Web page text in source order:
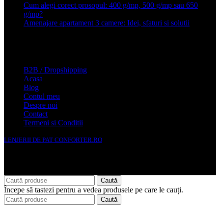
Cum alegi corect prosopul: 400 g/mp, 500 g/mp sau 650
g/mp?
Amenajare apartament 3 camere: Idei, sfaturi si solutii
B2B / Dropshipping
Acasa
Blog
Contul meu
Despre noi
Contact
Termeni si Conditii
LENJERII DE PAT CONFORTER.RO
Caută
Începe să tastezi pentru a vedea produsele pe care le cauți.
Caută